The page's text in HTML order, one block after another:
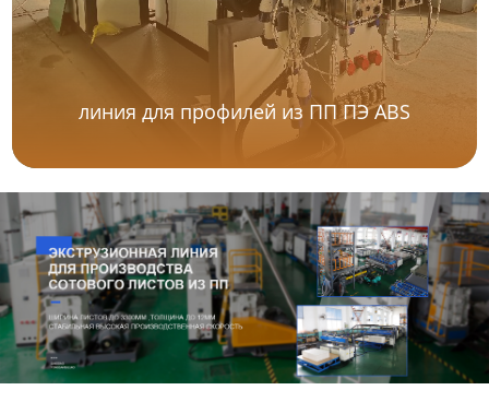
линия для профилей из ПП ПЭ ABS